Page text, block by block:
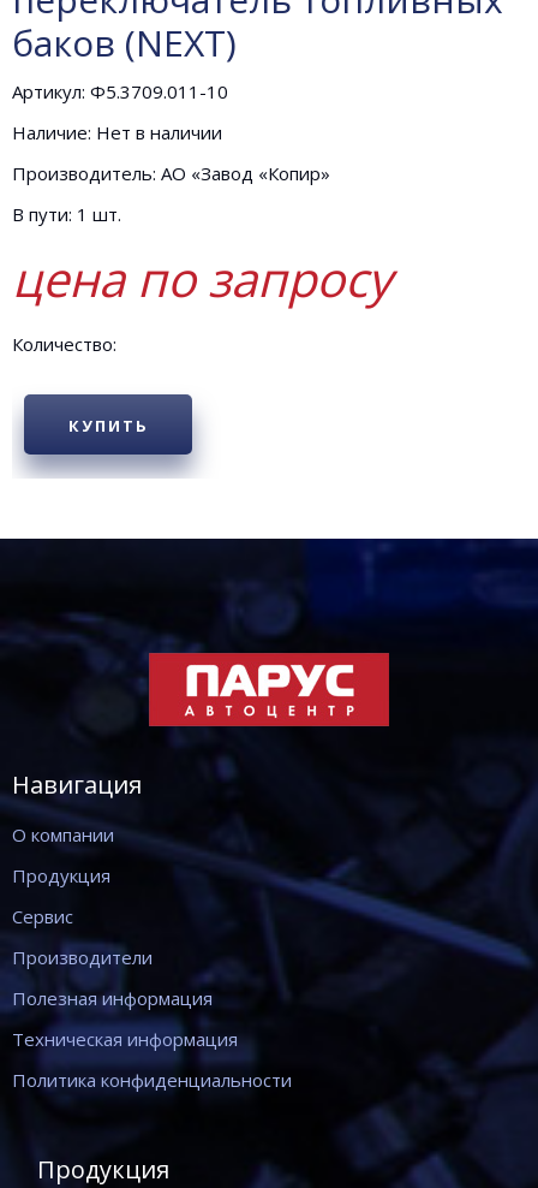
баков (NEXT)
Артикул: Ф5.3709.011-10
Наличие: Нет в наличии
Производитель: АО «Завод «Копир»
В пути: 1 шт.
цена по запросу
Количество:
КУПИТЬ
Навигация
О компании
Продукция
Сервис
Производители
Полезная информация
Техническая информация
Политика конфиденциальности
Продукция